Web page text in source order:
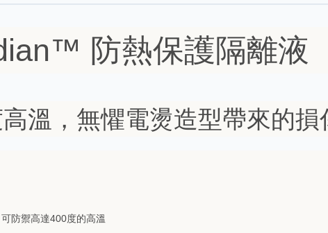
防熱保護隔離液
溫，無懼電燙造型帶來的損
防禦高達400度的高溫